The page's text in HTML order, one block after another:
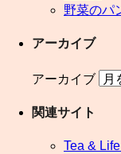
野菜のパ
アーカイブ
アーカイブ
関連サイト
Tea &